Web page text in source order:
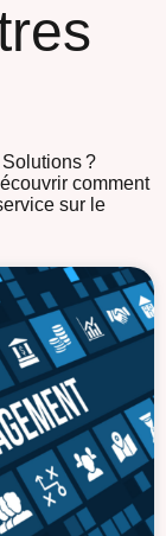
?
comment
sur le